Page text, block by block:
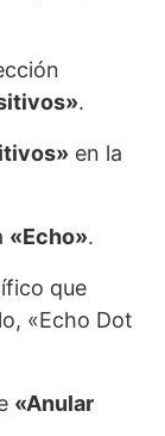
.
en la
«Echo».
que
«Echo Dot
«Anular